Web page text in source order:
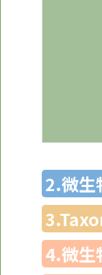
2.微生
4.微生